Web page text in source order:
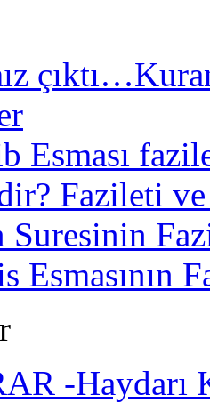
Esması
Fazileti
Suresinin
Esmasının
-Haydarı